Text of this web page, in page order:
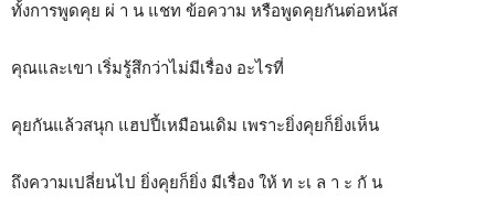
ทั้งการพูดคุย ผ่ า น แชท ข้อความ หรือพูดคุยกันต่อหน้ส
คุณและเขา เริ่มรู้สึกว่าไม่มีเรื่อง อะไรที่
คุยกันแล้วสนุก แฮปปี้เหมือนเดิม เพราะยิ่งคุยก็ยิ่งเห็น
ถึงความเปลี่ยนไป ยิ่งคุยก็ยิ่ง มีเรื่อง ให้ ท ะเ ล า ะ กั น